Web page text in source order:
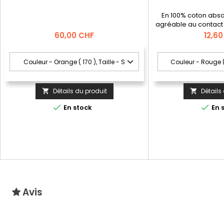
Prix
60,00 CHF
 Détails du produit
 En stock
En 100% coton
agréable au
cintré spécial
côtelée.;
recouvertes par
légèrement
frottement
Prix
 Détails
 En
Avis